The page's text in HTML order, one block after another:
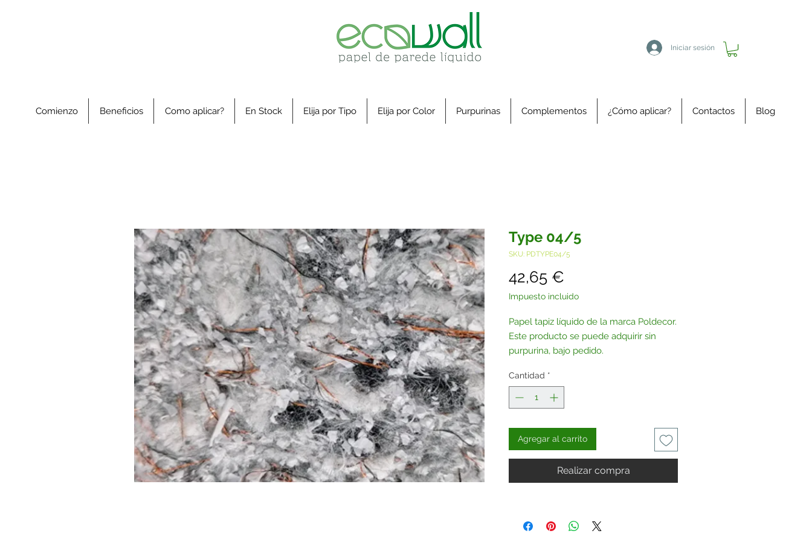
Iniciar sesión
Comienzo Beneficios Como aplicar? En Stock Elija por Tipo Elija por Color Purpurinas Complementos ¿Cómo aplicar? Contactos Blog
Type 04/5
SKU: PDTYPE04/5
42,65 €
Impuesto incluido
Papel tapiz líquido de la marca Poldecor.
Este producto se puede adquirir sin
purpurina, bajo pedido.
Cantidad *
Agregar al carrito
Realizar compra